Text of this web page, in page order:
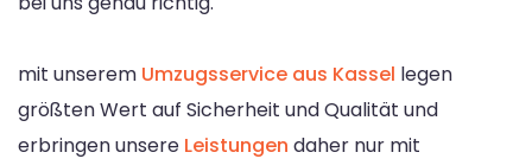
mit unserem Umzugsservice aus Kassel legen
größten Wert auf Sicherheit und Qualität und
erbringen unsere Leistungen daher nur mit